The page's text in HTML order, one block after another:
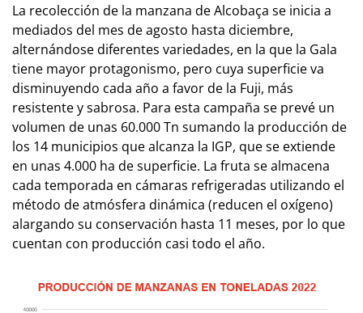
La recolección de la manzana de Alcobaça se inicia a
mediados del mes de agosto hasta diciembre,
alternándose diferentes variedades, en la que la Gala
tiene mayor protagonismo, pero cuya superficie va
disminuyendo cada año a favor de la Fuji, más
resistente y sabrosa. Para esta campaña se prevé un
volumen de unas 60.000 Tn sumando la producción de
los 14 municipios que alcanza la IGP, que se extiende
en unas 4.000 ha de superficie. La fruta se almacena
cada temporada en cámaras refrigeradas utilizando el
método de atmósfera dinámica (reducen el oxígeno)
alargando su conservación hasta 11 meses, por lo que
cuentan con producción casi todo el año.